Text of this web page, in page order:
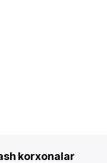
korxonalar